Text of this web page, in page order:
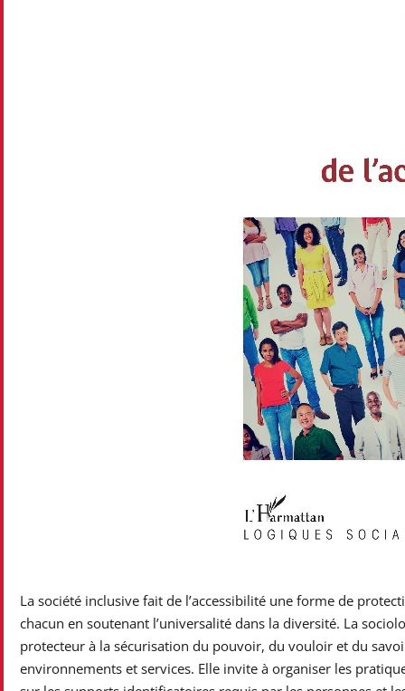
La société inclusive fait de l’accessibilité une forme de
chacun en soutenant l’universalité dans la diversité. La
protecteur à la sécurisation du pouvoir, du vouloir et du
environnements et services. Elle invite à organiser les